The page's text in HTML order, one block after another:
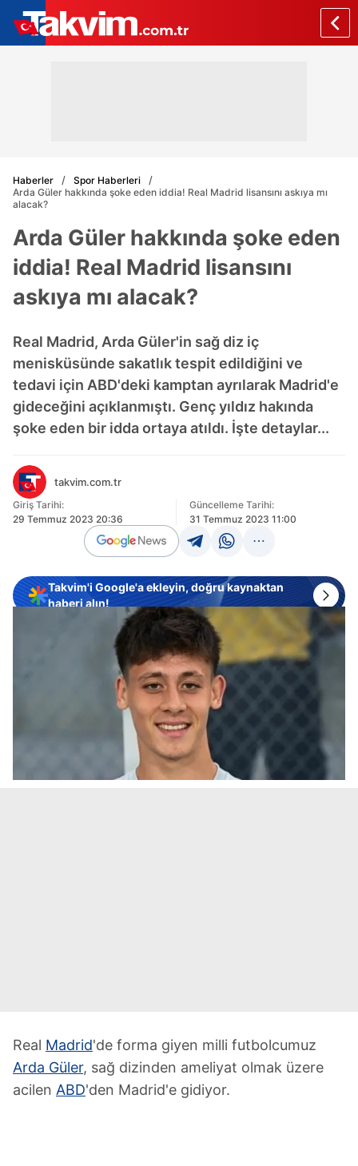
Haberler
Spor Haberleri
Arda Güler hakkında şoke eden iddia! Real Madrid lisansını askıya mı
alacak?
Arda Güler hakkında şoke eden
iddia! Real Madrid lisansını
askıya mı alacak?
Real Madrid, Arda Güler'in sağ diz iç
menisküsünde sakatlık tespit edildiğini ve
tedavi için ABD'deki kamptan ayrılarak Madrid'e
gideceğini açıklanmıştı. Genç yıldız hakında
şoke eden bir idda ortaya atıldı. İşte detaylar...
takvim.com.tr
Giriş Tarihi:
29 Temmuz 2023 20:36
Güncelleme Tarihi:
31 Temmuz 2023 11:00
Takvim'i Google'a ekleyin, doğru kaynaktan
haberi alın!
Real Madrid'de forma giyen milli futbolcumuz
Arda Güler, sağ dizinden ameliyat olmak üzere
acilen ABD'den Madrid'e gidiyor.